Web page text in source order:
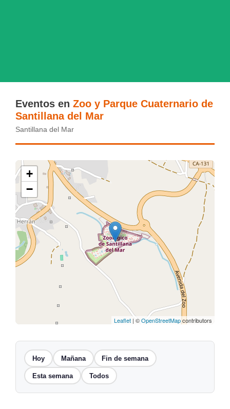
Eventos en Zoo y Parque Cuaternario de
Santillana del Mar
Santillana del Mar
+
−
Leaflet | ©OpenStreetMapcontributors
Hoy Mañana Fin de semana
Esta semana Todos